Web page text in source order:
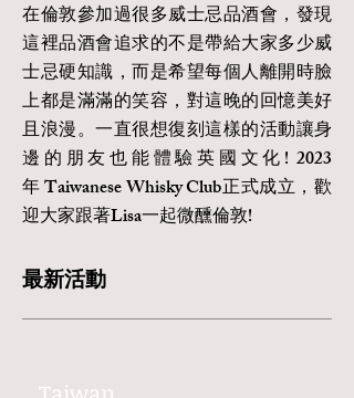
在倫敦參加過很多威士忌品酒會，發現
這裡品酒會追求的不是帶給大家多少威
士忌硬知識，而是希望每個人離開時臉
上都是滿滿的笑容，對這晚的回憶美好
且浪漫。一直很想復刻這樣的活動讓身
邊的朋友也能體驗英國文化! 2023
年Taiwanese Whisky Club正式成立，歡
迎大家跟著Lisa一起微醺倫敦!
最新活動